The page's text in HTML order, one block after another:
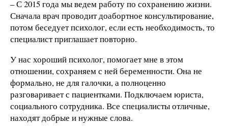
– С 2015 года мы ведем работу по сохранению жизни.
Сначала врач проводит доабортное консультирование,
потом беседует психолог, если есть необходимость, то
специалист приглашает повторно.
У нас хороший психолог, помогает мне в этом
отношении, сохраняем с ней беременности. Она не
формально, не для галочки, а полноценно
разговаривает с пациентками. Подключаем юриста,
социального сотрудника. Все специалисты отличные,
находят добрые и нужные слова.